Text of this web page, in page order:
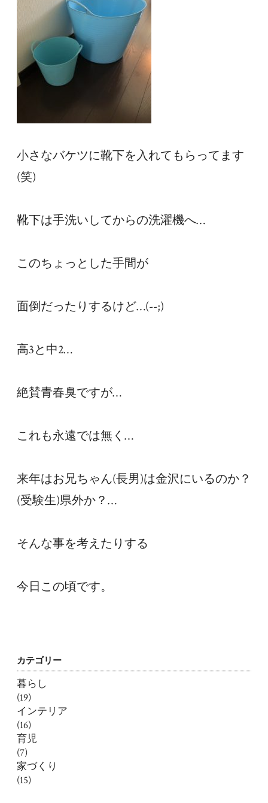
小さなバケツに靴下を入れてもらってます
(笑)
靴下は手洗いしてからの洗濯機へ…
このちょっとした手間が
面倒だったりするけど…(--;)
高3と中2…
絶賛青春臭ですが…
これも永遠では無く…
来年はお兄ちゃん(長男)は金沢にいるのか？
(受験生)県外か？…
そんな事を考えたりする
今日この頃です。
カテゴリー
暮らし
(19)
インテリア
(16)
育児
(7)
家づくり
(15)